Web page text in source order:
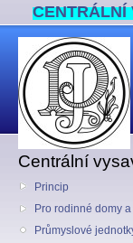
CENTRÁLNÍ
Centrální
Princip
Pro rodinné domy
Průmyslové